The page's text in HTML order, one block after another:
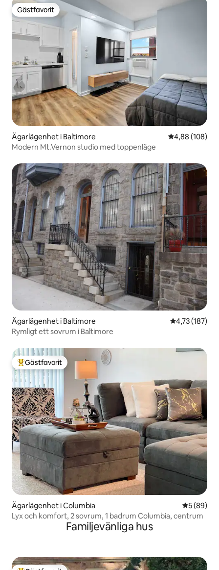
Gästfavorit
Gästfavorit
Ägarlägenhet i Baltimore 4,88 av 5 i
4,88 (108)
Modern Mt.Vernon studio med toppenläge
Ägarlägenhet i Baltimore 4,73 av 5 i
4,73 (187)
Rymligt ett sovrum i Baltimore
Populär gästfavorit
Gästfavorit
Ägarlägenhet i Columbia 5 av 5 i
5 (89)
Lyx och komfort, 2 sovrum, 1 badrum Columbia, centrum
Familjevänliga hus